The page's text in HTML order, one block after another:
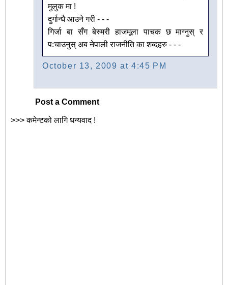
मुलुक मा !
दुर्गान्धै आउने गरी - - -
गिर्जा बा सँग बेस्मरी हाजमूला पाचक छ माग्नुस् र
प:चाउनुस् अब नेपाली राजनीति का शब्दहरु - - -
October 13, 2009 at 4:45 PM
Post a Comment
>>> कमेन्टको लागि धन्यवाद !